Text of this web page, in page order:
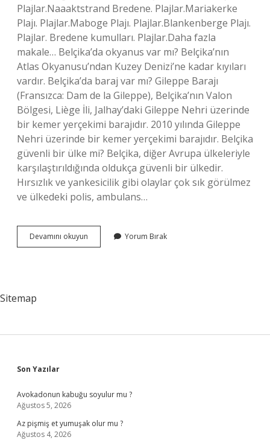
Plajlar.Naaaktstrand Bredene. Plajlar.Mariakerke
Plajı. Plajlar.Maboge Plajı. Plajlar.Blankenberge Plajı.
Plajlar. Bredene kumulları. Plajlar.Daha fazla
makale… Belçika’da okyanus var mı? Belçika’nın
Atlas Okyanusu’ndan Kuzey Denizi’ne kadar kıyıları
vardır. Belçika’da baraj var mı? Gileppe Barajı
(Fransızca: Dam de la Gileppe), Belçika’nın Valon
Bölgesi, Liège İli, Jalhay’daki Gileppe Nehri üzerinde
bir kemer yerçekimi barajıdır. 2010 yılında Gileppe
Nehri üzerinde bir kemer yerçekimi barajıdır. Belçika
güvenli bir ülke mi? Belçika, diğer Avrupa ülkeleriyle
karşılaştırıldığında oldukça güvenli bir ülkedir.
Hırsızlık ve yankesicilik gibi olaylar çok sık görülmez
ve ülkedeki polis, ambulans…
Devamını okuyun
Da
Yorum Bırak
Sitemap
Sidebar
Son Yazılar
Avokadonun kabuğu soyulur mu ?
Ağustos 5, 2026
Az pişmiş et yumuşak olur mu ?
Ağustos 4, 2026